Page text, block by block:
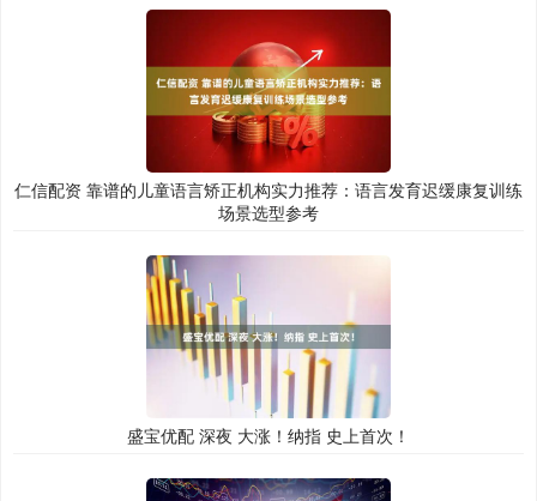
仁信配资 靠谱的儿童语言矫正机构实力推荐：语言发育迟缓康复训练
场景选型参考
盛宝优配 深夜 大涨！纳指 史上首次！